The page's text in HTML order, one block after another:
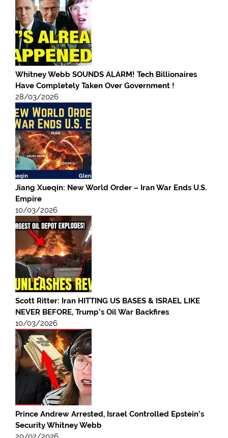
Whitney Webb SOUNDS ALARM! Tech Billionaires
Have Completely Taken Over Government !
28/03/2026
Jiang Xueqin: New World Order – Iran War Ends U.S.
Empire
10/03/2026
Scott Ritter: Iran HITTING US BASES & ISRAEL LIKE
NEVER BEFORE, Trump’s Oil War Backfires
10/03/2026
Prince Andrew Arrested, Israel Controlled Epstein’s
Security Whitney Webb